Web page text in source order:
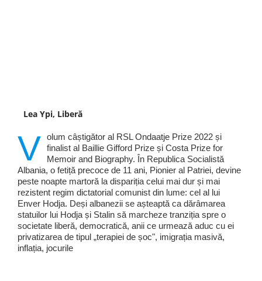
Lea Ypi, Liberă
V olum câștigător al RSL Ondaatje Prize 2022 și
finalist al Baillie Gifford Prize și Costa Prize for
Memoir and Biography. În Republica Socialistă
Albania, o fetiță precoce de 11 ani, Pionier al Patriei, devine
peste noapte martoră la dispariția celui mai dur și mai
rezistent regim dictatorial comunist din lume: cel al lui
Enver Hodja. Deși albanezii se așteaptă ca dărâmarea
statuilor lui Hodja și Stalin să marcheze tranziția spre o
societate liberă, democratică, anii ce urmează aduc cu ei
privatizarea de tipul „terapiei de șoc", imigrația masivă,
inflația, jocurile